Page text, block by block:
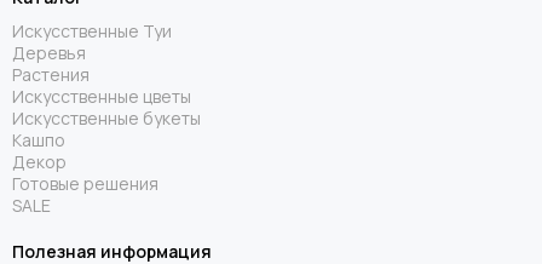
Искусственные Туи
Деревья
Растения
Искусственные цветы
Искусственные букеты
Кашпо
Декор
Готовые решения
SALE
Полезная информация